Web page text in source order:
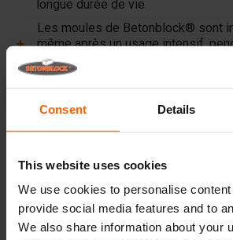
Consent Details
This website uses cookies
We use cookies to personalise
provide social media features and to
We also share information about your
longue durée de vie.
Les moules de Betonblock® sont
même après un usage intensif,
ans.
béton en acier.
Cloisons
Plaques